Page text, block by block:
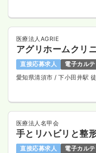
土日休み
オンコールあ
気になる
日勤のみ（常勤）
給与 25.9 万円 賞与3.6
※経験3年の例
時間 8:30～17:30
医療法人AGRIE
アグリホームクリ
直接応募求人
電子カルテ
愛知県清須市 / 下小田井駅
医療法人名甲会
手とリハビリと整
直接応募求人
電子カルテ